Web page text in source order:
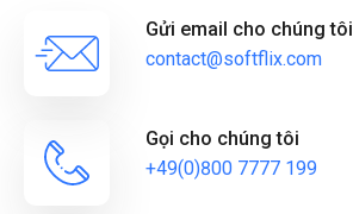
Gửi email cho chúng tôi
contact@softflix.com
Gọi cho chúng tôi
+49(0)800 7777 199